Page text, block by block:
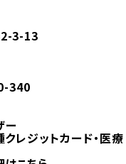
3-13
340
ー
クレジットカード・医療